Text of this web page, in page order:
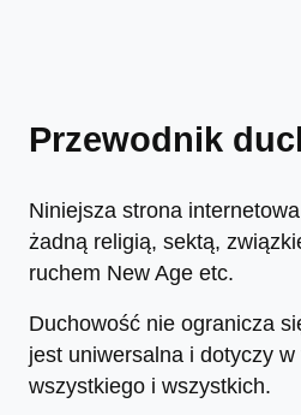
Przewodnik
Niniejsza strona
żadną religią, sektą,
ruchem New Age etc.
Duchowość nie ogranicza
jest uniwersalna i dotyczy
wszystkiego i wszystkich.